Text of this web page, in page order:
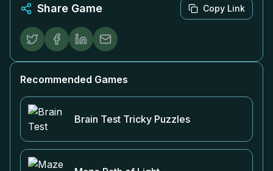
Share Game Copy Link
Recommended Games
Brain Test Tricky Puzzles